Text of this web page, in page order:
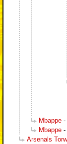
Mbappe -
Mbappe -
Arsenals